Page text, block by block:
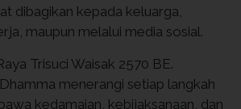
dibagikan kepada keluarga,
maupun melalui media sosial.
Trisuci Waisak 2570 BE.
menerangi setiap langkah
kedamaian, kebijaksanaan, dan